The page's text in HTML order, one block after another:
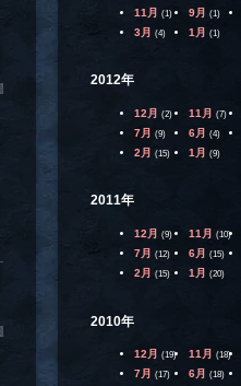
11月 (1) 9月 (1)
3月 (4) 1月 (1)
2012年
12月 (2) 11月 (7)
7月 (9) 6月 (4)
2月 (15) 1月 (9)
2011年
12月 (9) 11月 (10)
7月 (12) 6月 (15)
2月 (15) 1月 (20)
2010年
12月 (19) 11月 (18)
7月 (17) 6月 (18)